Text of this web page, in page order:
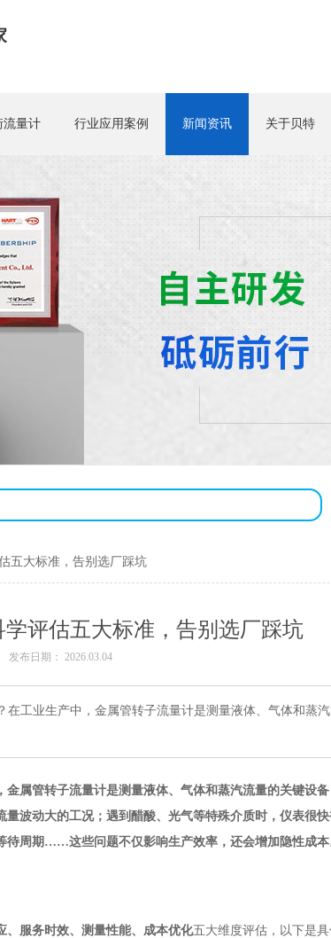
流量计 行业应用案例 新闻资讯 关于贝特
五大标准，告别选厂踩坑
评估五大标准，告别选厂踩坑
发布日期： 2026.03.04
工业生产中，金属管转子流量计是测量液体、气体和蒸
属管转子流量计是测量液体、气体和蒸汽流量的关键设
波动大的工况；遇到醋酸、光气等特殊介质时，仪表很
待周期……这些问题不仅影响生产效率，还会增加隐性成
、服务时效、测量性能、成本优化五大维度评估，以下是具